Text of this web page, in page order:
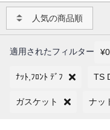
人気の商品順
適用されたフィルター
ﾅｯﾄ,ﾌﾛﾝﾄ ﾃﾞﾌ TS
ガスケット ナッ